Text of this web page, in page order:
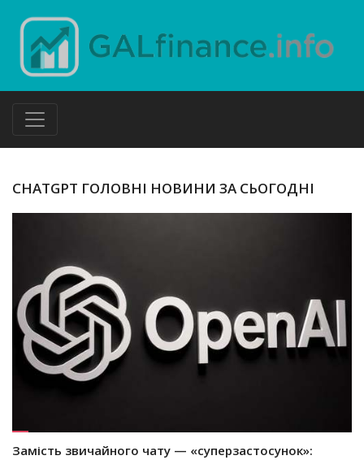
CHATGPT ГОЛОВНІ НОВИНИ ЗА СЬОГОДНІ
Замість звичайного чату — «суперзастосунок»: